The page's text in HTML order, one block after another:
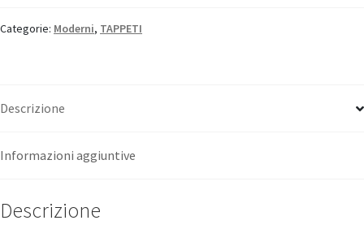
Categorie: Moderni, TAPPETI
Descrizione
Informazioni aggiuntive
Descrizione